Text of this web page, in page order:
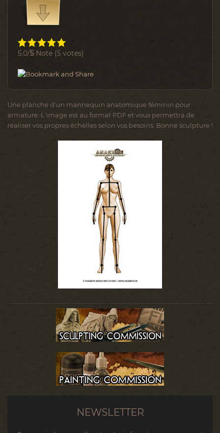
5.0/5 Note (5 votes)
Une planche d'un mannequin anatomique féminin pour
armature. L'image est au format PDF et vous permettra de
réaliser vos propres échelles selon vos besoins. Bonne sculpture !
NEWSLETTER